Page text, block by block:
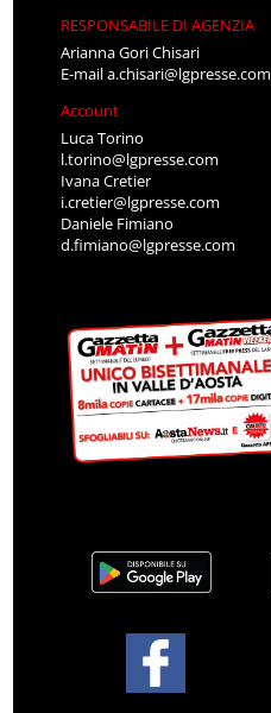
RESPONSABILE DI AGENZIA
Arianna Gori Chisari
E-maila.chisari@lgpresse.com
Account
Luca Torino
l.torino@lgpresse.com
Ivana Cretier
i.cretier@lgpresse.com
Daniele Fimiano
d.fimiano@lgpresse.com